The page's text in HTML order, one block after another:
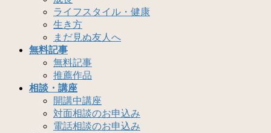
ライフスタイル・健康
生き方
まだ見ぬ友人へ
無料記事
無料記事
推薦作品
相談・講座
開講中講座
対面相談のお申込み
電話相談のお申込み